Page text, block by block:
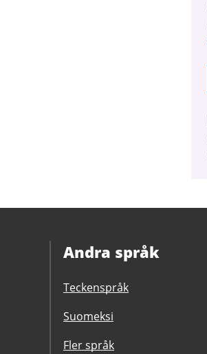
Andra språk
Teckenspråk
Suomeksi
Fler språk